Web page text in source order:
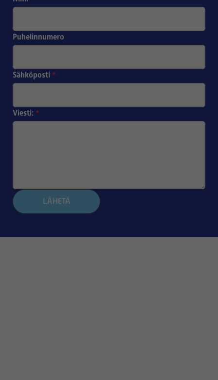
Puhelinnumero
Sähköposti *
Viesti: *
LÄHETÄ